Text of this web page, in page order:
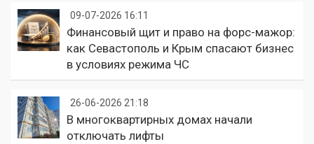
09-07-2026 16:11
Финансовый щит и право на форс-мажор:
как Севастополь и Крым спасают бизнес
в условиях режима ЧС
26-06-2026 21:18
В многоквартирных домах начали
отключать лифты